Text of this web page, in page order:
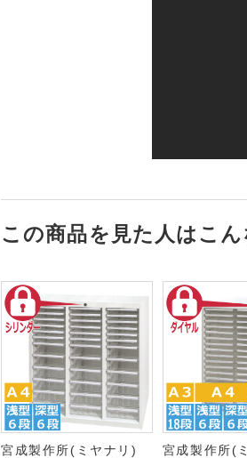
この商品を見た人はこ
宮成製作所(ミヤナリ)
宮成製作所(